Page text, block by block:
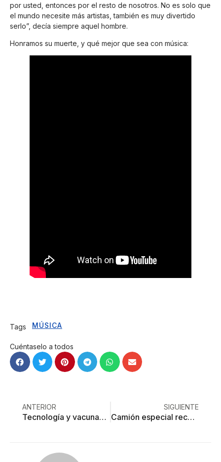
por usted, entonces por el resto de nosotros. No es solo que
el mundo necesite más artistas, también es muy divertido
serlo”, decía siempre aquel hombre.
Honramos su muerte, y qué mejor que sea con música:
Tags MÚSICA
Cuéntaselo a todos
ANTERIOR
Tecnología y vacunas, el drama que Ocoyoacac trata de salvar
SIGUIENTE
Camión especial recoge residuos de coronavirus